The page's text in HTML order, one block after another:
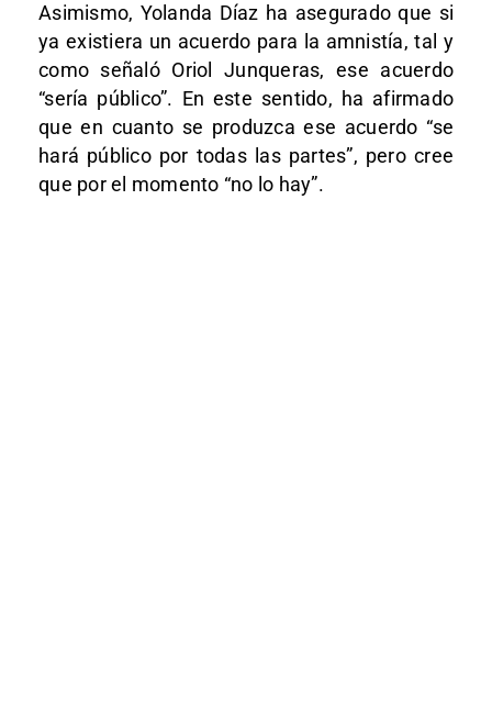
Asimismo, Yolanda Díaz ha asegurado que si
ya existiera un acuerdo para la amnistía, tal y
como señaló Oriol Junqueras, ese acuerdo
“sería público”. En este sentido, ha afirmado
que en cuanto se produzca ese acuerdo “se
hará público por todas las partes”, pero cree
que por el momento “no lo hay”.